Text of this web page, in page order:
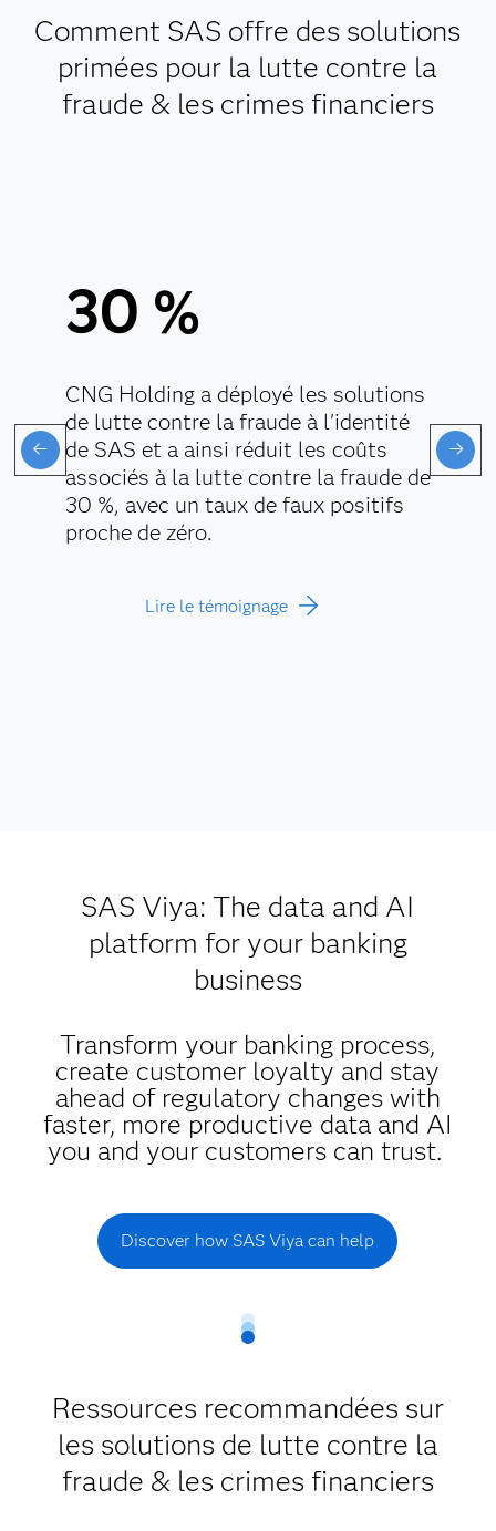
Comment SAS offre des solutions
primées pour la lutte contre la
fraude & les crimes financiers
30 %
CNG Holding a déployé les solutions
de lutte contre la fraude à l'identité
de SAS et a ainsi réduit les coûts
associés à la lutte contre la fraude de
30 %, avec un taux de faux positifs
proche de zéro.
Lire le témoignage
SAS Viya: The data and AI
platform for your banking
business
Transform your banking process,
create customer loyalty and stay
ahead of regulatory changes with
faster, more productive data and AI
you and your customers can trust.
Discover how SAS Viya can help
Ressources recommandées sur
les solutions de lutte contre la
fraude & les crimes financiers